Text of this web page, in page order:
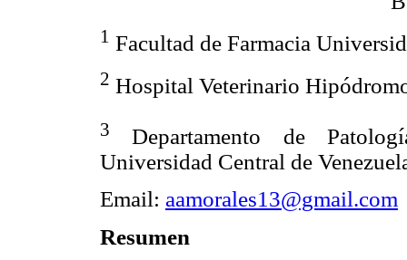
1 Facultad de Farmacia
2 Hospital Veterinario Hipódromo
3
Departamento de
Universidad Central de
Email: aamorales13@gmail.com
Resumen